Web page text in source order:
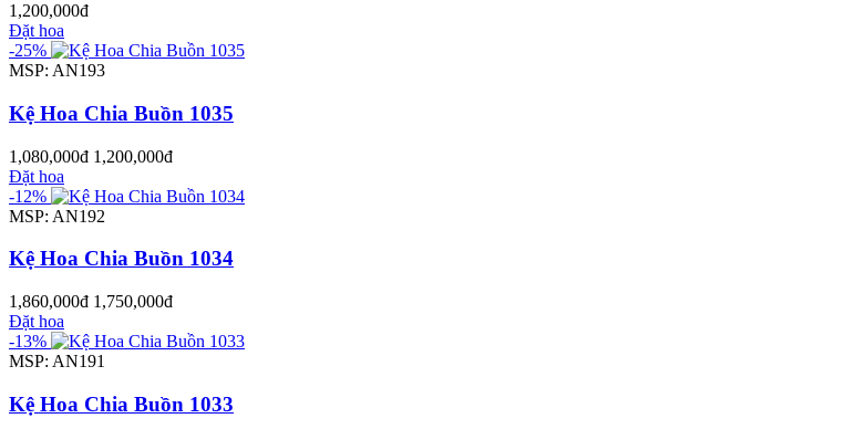
1,200,000đ
Đặt hoa
-25%
MSP: AN193
Kệ Hoa Chia Buồn 1035
1,080,000đ 1,200,000đ
Đặt hoa
-12%
MSP: AN192
Kệ Hoa Chia Buồn 1034
1,860,000đ 1,750,000đ
Đặt hoa
-13%
MSP: AN191
Kệ Hoa Chia Buồn 1033